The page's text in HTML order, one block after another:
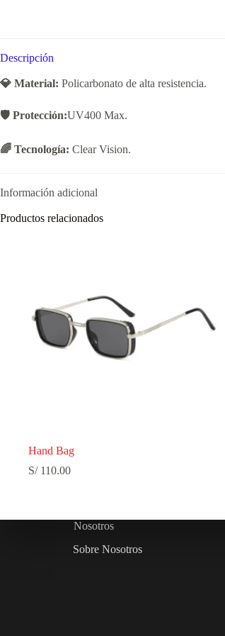
Descripción
💎 Material: Policarbonato de alta resistencia.
🛡️ Protección:UV400 Max.
🌈 Tecnología: Clear Vision.
Información adicional
Productos relacionados
Hand Bag
S/110.00
Nosotros
Sobre Nosotros